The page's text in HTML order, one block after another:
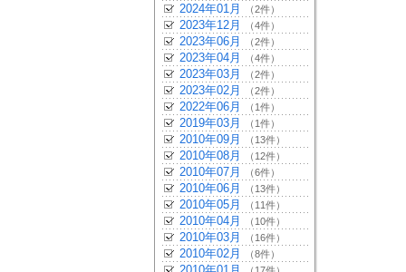
2024年01月 （2件）
2023年12月 （4件）
2023年06月 （2件）
2023年04月 （4件）
2023年03月 （2件）
2023年02月 （2件）
2022年06月 （1件）
2019年03月 （1件）
2010年09月 （13件）
2010年08月 （12件）
2010年07月 （6件）
2010年06月 （13件）
2010年05月 （11件）
2010年04月 （10件）
2010年03月 （16件）
2010年02月 （8件）